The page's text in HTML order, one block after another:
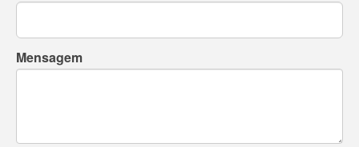
Mensagem